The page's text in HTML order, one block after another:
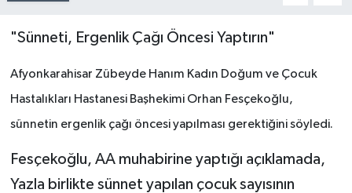
"Sünneti, Ergenlik Çağı Öncesi Yaptırın"
Afyonkarahisar Zübeyde Hanım Kadın Doğum ve Çocuk
Hastalıkları Hastanesi Başhekimi Orhan Fesçekoğlu,
sünnetin ergenlik çağı öncesi yapılması gerektiğini söyledi.
Fesçekoğlu, AA muhabirine yaptığı açıklamada,
Yazla birlikte sünnet yapılan çocuk sayısının